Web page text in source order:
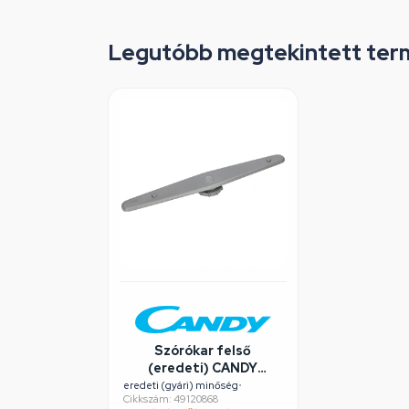
Legutóbb megtekintett
Szórókar felső
(eredeti) CANDY
mosogatógép
eredeti (gyári) minőség•
Cikkszám: 49120868